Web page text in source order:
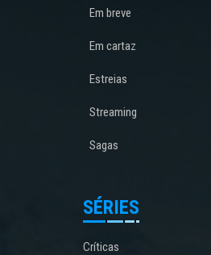
Em breve
Em cartaz
Estreias
Streaming
Sagas
SÉRIES
Críticas